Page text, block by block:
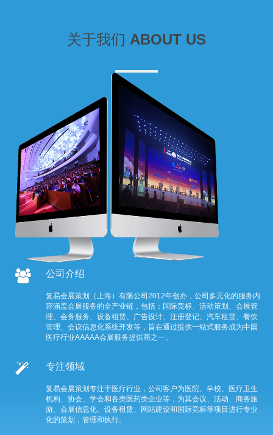
关于我们 ABOUT US
公司介绍
复易会展策划（上海）有限公司2012年创办，公司多元化的服务内
容涵盖会展服务的全产业链，包括：国际竞标、活动策划、会展管
理、会务服务、设备租赁、广告设计、注册登记、汽车租赁、餐饮
管理、会议信息化系统开发等，旨在通过提供一站式服务成为中国
医疗行业AAAAA会展服务提供商之一。
专注领域
复易会展策划专注于医疗行业，公司客户为医院、学校、医疗卫生
机构、协会、学会和各类医药类企业等，为其会议、活动、商务旅
游、会展信息化、设备租赁、网站建设和国际竞标等项目进行专业
化的策划，管理和执行。